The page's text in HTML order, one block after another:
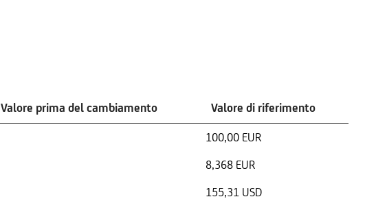
Valore prima del cambiamento Valore di riferimento
100,00 EUR
8,368 EUR
155,31 USD